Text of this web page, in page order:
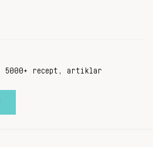
recept, artiklar